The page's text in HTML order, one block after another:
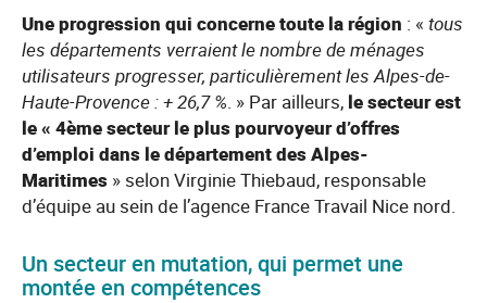
Une progression qui concerne toute la région : « tous
les départements verraient le nombre de ménages
utilisateurs progresser, particulièrement les Alpes-de-
Haute-Provence : + 26,7 %. » Par ailleurs, le secteur est
le « 4ème secteur le plus pourvoyeur d’offres
d’emploi dans le département des Alpes-
Maritimes » selon Virginie Thiebaud, responsable
d’équipe au sein de l’agence France Travail Nice nord.
Un secteur en mutation, qui permet une
montée en compétences